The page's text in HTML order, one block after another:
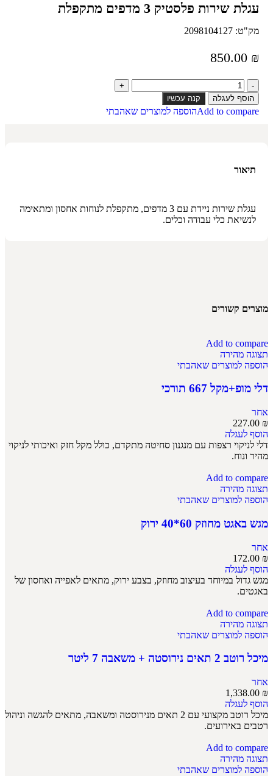
עגלת שירות פלסטיק 3 מדפים מתקפלת
מק"ט: 2098104127
850.00 ₪
הוסף לעגלה קנה עכשיו
Add to compareהוספה למוצרים שאהבתי
תיאור
עגלת שירות ניידת עם 3 מדפים, מתקפלת לנוחות אחסון ומתאימה
לנשיאת כלי עבודה וכלים.
מוצרים קשורים
Add to compare
תצוגה מהירה
הוספה למוצרים שאהבתי
דלי מופ+מקל 667 תורכי
אחר
227.00 ₪
הוסף לעגלה
דלי לניקוי רצפות עם מנגנון סחיטה מתקדם, כולל מקל חזק ואיכותי לניקוי
מהיר ונוח.
Add to compare
תצוגה מהירה
הוספה למוצרים שאהבתי
מגש באגט מחוזק 60*40 ירוק
אחר
172.00 ₪
הוסף לעגלה
מגש גדול במיוחד בעיצוב מחוזק, בצבע ירוק, מתאים לאפייה ואחסון של
באגטים.
Add to compare
תצוגה מהירה
הוספה למוצרים שאהבתי
מיכל רוטב 2 תאים נירוסטה + משאבה 7 ליטר
אחר
1,338.00 ₪
הוסף לעגלה
מיכל רוטב מקצועי עם 2 תאים מנירוסטה ומשאבה, מתאים להגשה וניהול
רטבים באירועים.
Add to compare
תצוגה מהירה
הוספה למוצרים שאהבתי